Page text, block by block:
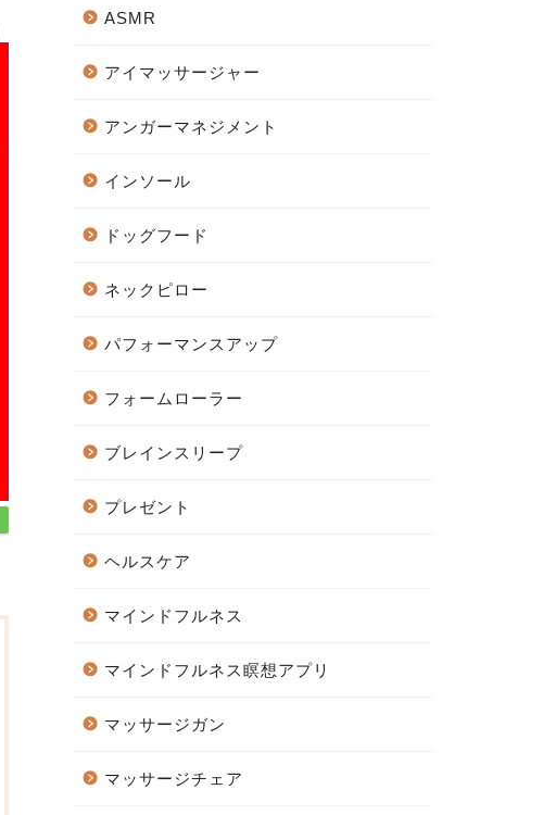
ASMR
アイマッサージャー
アンガーマネジメント
インソール
ドッグフード
ネックピロー
パフォーマンスアップ
フォームローラー
ブレインスリープ
プレゼント
ヘルスケア
マインドフルネス
マインドフルネス瞑想アプリ
マッサージガン
マッサージチェア